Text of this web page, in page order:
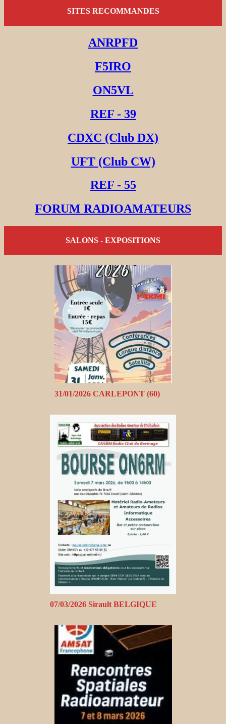
SITES RECOMMANDES
ANRPFD
F5IRO
ON5VL
REF - 39
CDXC (Club DX)
UFT (Club CW)
REF - 55
FORUM RADIOAMATEURS
SALONS - EXPOSITIONS
31/01/2026 CARLEPONT (60)
07/03/2026 Sirault BELGIQUE